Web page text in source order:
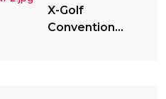
X-Golf
Convention